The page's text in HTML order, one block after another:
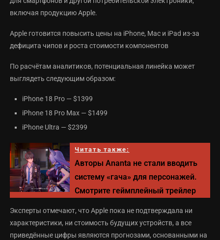
включая продукцию Apple.
Apple готовится повысить цены на iPhone, Mac и iPad из-за
дефицита чипов и роста стоимости компонентов
По расчётам аналитиков, потенциальная линейка может
выглядеть следующим образом:
iPhone 18 Pro — $1399
iPhone 18 Pro Max — $1499
iPhone Ultra — $2399
Читать также:
Авторы Ananta не стали вводить
систему «гача» для персонажей.
Смотрите геймплейный трейлер
Эксперты отмечают, что Apple пока не подтверждала ни
характеристики, ни стоимость будущих устройств, а все
приведённые цифры являются прогнозами, основанными на